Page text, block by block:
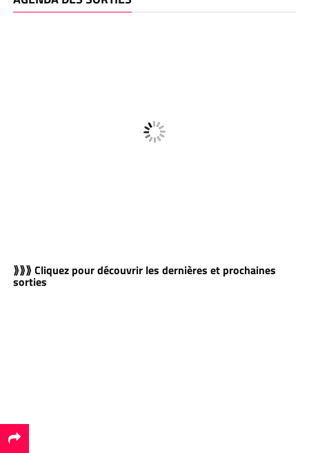
⟫⟫⟫ Cliquez pour découvrir les dernières et prochaines
sorties